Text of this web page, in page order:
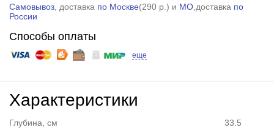
Самовывоз, доставка по Москве(290 р. ) и МО,доставка по
России
Способы оплаты
еще
Характеристики
Глубина, см 33.5